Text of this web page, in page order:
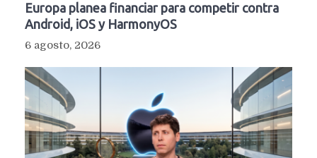
Europa planea financiar para competir contra
Android, iOS y HarmonyOS
6 agosto, 2026